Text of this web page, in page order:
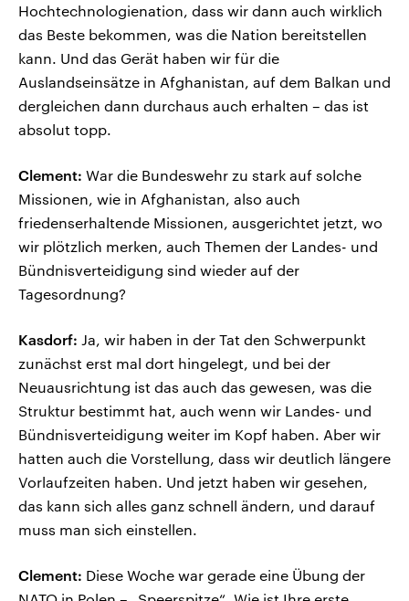
Hochtechnologienation, dass wir dann auch wirklich
das Beste bekommen, was die Nation bereitstellen
kann. Und das Gerät haben wir für die
Auslandseinsätze in Afghanistan, auf dem Balkan und
dergleichen dann durchaus auch erhalten – das ist
absolut topp.
Clement: War die Bundeswehr zu stark auf solche
Missionen, wie in Afghanistan, also auch
friedenserhaltende Missionen, ausgerichtet jetzt, wo
wir plötzlich merken, auch Themen der Landes- und
Bündnisverteidigung sind wieder auf der
Tagesordnung?
Kasdorf: Ja, wir haben in der Tat den Schwerpunkt
zunächst erst mal dort hingelegt, und bei der
Neuausrichtung ist das auch das gewesen, was die
Struktur bestimmt hat, auch wenn wir Landes- und
Bündnisverteidigung weiter im Kopf haben. Aber wir
hatten auch die Vorstellung, dass wir deutlich längere
Vorlaufzeiten haben. Und jetzt haben wir gesehen,
das kann sich alles ganz schnell ändern, und darauf
muss man sich einstellen.
Clement: Diese Woche war gerade eine Übung der